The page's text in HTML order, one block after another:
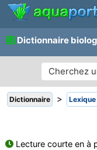
Dictionnaire
Dictionnaire >
Lecture courte en à